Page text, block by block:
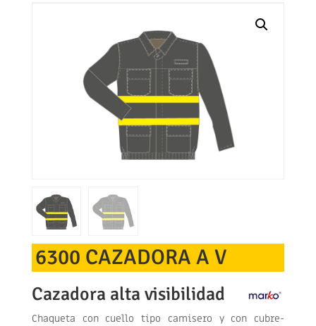
6300 CAZADORA A V
Cazadora alta visibilidad
Chaqueta con cuello tipo camisero y con cubre-